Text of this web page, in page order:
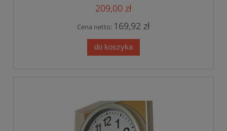
209,00 zł
Cena netto: 169,92 zł
do koszyka